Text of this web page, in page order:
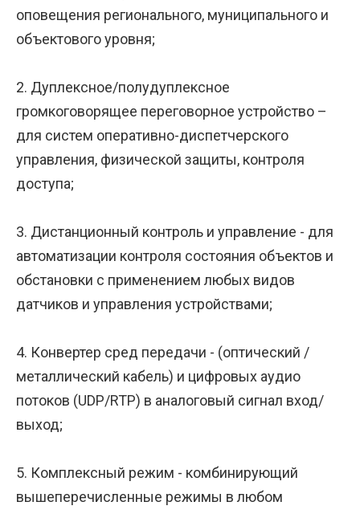
оповещения регионального, муниципального и
объектового уровня;
2. Дуплексное/полудуплексное
громкоговорящее переговорное устройство –
для систем оперативно-диспетчерского
управления, физической защиты, контроля
доступа;
3. Дистанционный контроль и управление - для
автоматизации контроля состояния объектов и
обстановки с применением любых видов
датчиков и управления устройствами;
4. Конвертер сред передачи - (оптический /
металлический кабель) и цифровых аудио
потоков (UDP/RTP) в аналоговый сигнал вход/
выход;
5. Комплексный режим - комбинирующий
вышеперечисленные режимы в любом